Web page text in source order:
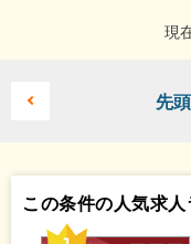
現
先頭
この条件の人気求